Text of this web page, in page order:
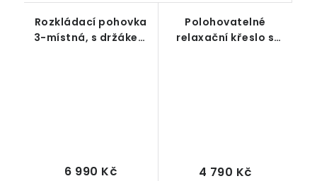
Rozkládací pohovka
3-místná, s držákem
6 990 Kč
Polohovatelné
relaxační křeslo s
4 790 Kč